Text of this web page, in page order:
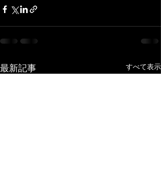
最新記事 すべて表示